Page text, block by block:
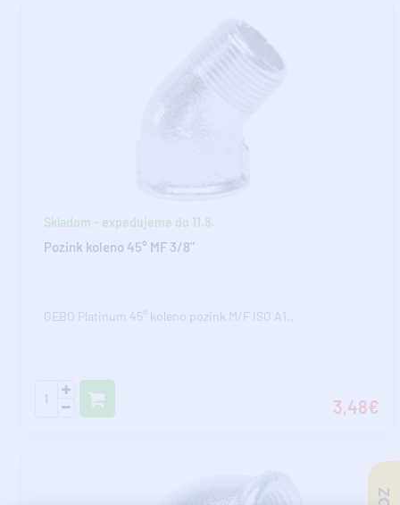
Skladom - expedujeme do 11.8.
Pozink koleno 45° MF 3/8"
GEBO Platinum 45° koleno pozink M/F ISO A1..
3,48€